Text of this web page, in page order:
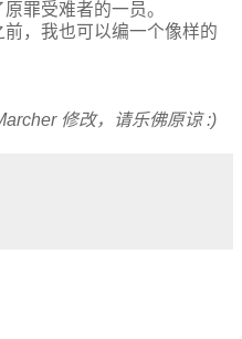
罪受难者的一员。
，我也可以编一个像样的
修改，请乐佛原谅 :)